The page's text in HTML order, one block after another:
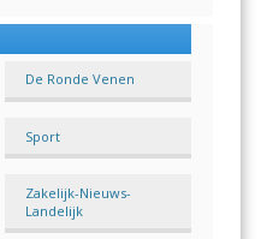
De Ronde Venen
Sport
Zakelijk-Nieuws-
Landelijk